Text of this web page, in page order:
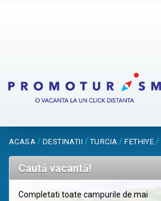
ACASA / DESTINATII /TURCIA /FETHIYE /
Caută vacantă!
Completati toate campurile de mai